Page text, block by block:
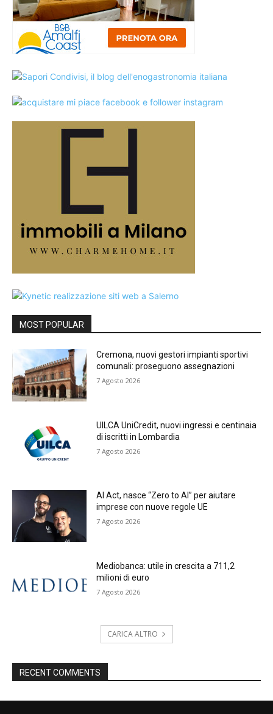
MOST POPULAR
Cremona, nuovi gestori impianti sportivi
comunali: proseguono assegnazioni
7 Agosto 2026
UILCA UniCredit, nuovi ingressi e centinaia
di iscritti in Lombardia
7 Agosto 2026
AI Act, nasce “Zero to AI” per aiutare
imprese con nuove regole UE
7 Agosto 2026
Mediobanca: utile in crescita a 711,2
milioni di euro
7 Agosto 2026
CARICA ALTRO
RECENT COMMENTS